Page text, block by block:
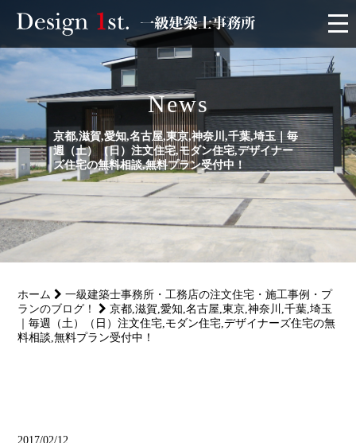
モニター
施工実績・施工事例
リフォーム
サービス
会社概要
News
京都,滋賀,愛知,名古屋,東京,神奈川,千葉,埼玉｜毎
週（土）（日）注文住宅,モダン住宅,デザイナー
ズ住宅の無料相談,無料プラン受付中！
ホーム
一級建築士事務所・工務店の注文住宅・施工事例・プ
ランのブログ！
京都,滋賀,愛知,名古屋,東京,神奈川,千葉,埼玉
｜毎週（土）（日）注文住宅,モダン住宅,デザイナーズ住宅の無
料相談,無料プラン受付中！
2017/02/12